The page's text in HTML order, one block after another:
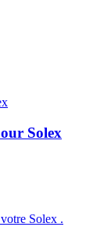
Solex
Solex .